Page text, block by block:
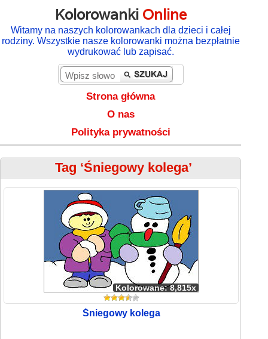
Kolorowanki Online
Witamy na naszych kolorowankach dla dzieci i całej
rodziny. Wszystkie nasze kolorowanki można bezpłatnie
wydrukować lub zapisać.
Strona główna
O nas
Polityka prywatności
Tag ‘Śniegowy kolega’
Kolorowane: 8,815x
Śniegowy kolega